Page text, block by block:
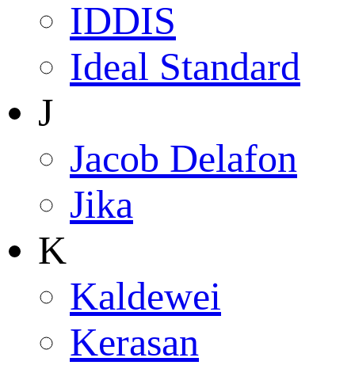
IDDIS
Ideal Standard
J
Jacob Delafon
Jika
K
Kaldewei
Kerasan